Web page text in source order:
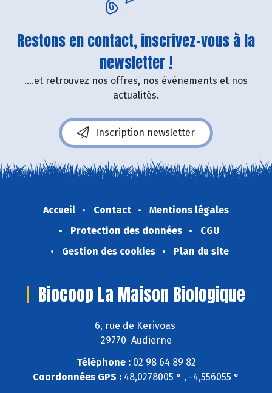
Restons en contact, inscrivez-vous à la
newsletter !
....et retrouvez nos offres, nos événements et nos
actualités.
Inscription newsletter
Accueil Contact
Mentions légales
Protection des données
CGU
Gestion des cookies
Plan du site
Biocoop La Maison Biologique
6, rue de Kerivoas
29770 Audierne
Téléphone :02 98 64 89 82
Coordonnées GPS : 48,0278005 ° , -4,556055 °